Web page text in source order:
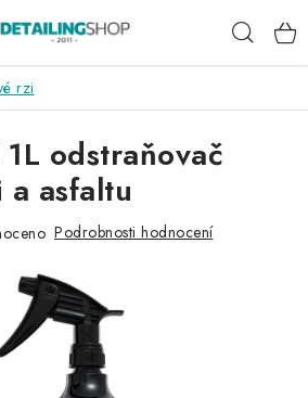
rzi
odstraňovač
asfaltu
Podrobnosti hodnocení